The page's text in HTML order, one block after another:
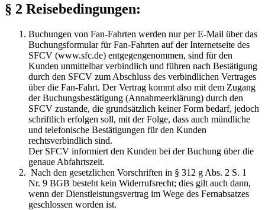
§ 2 Reisebedingungen:
Buchungen von Fan-Fahrten werden nur per E-Mail über das
Buchungsformular für Fan-Fahrten auf der Internetseite des
SFCV (www.sfc.de) entgegengenommen, sind für den
Kunden unmittelbar verbindlich und führen nach Bestätigung
durch den SFCV zum Abschluss des verbindlichen Vertrages
über die Fan-Fahrt. Der Vertrag kommt also mit dem Zugang
der Buchungsbestätigung (Annahmeerklärung) durch den
SFCV zustande, die grundsätzlich keiner Form bedarf, jedoch
schriftlich erfolgen soll, mit der Folge, dass auch mündliche
und telefonische Bestätigungen für den Kunden
rechtsverbindlich sind.
Der SFCV informiert den Kunden bei der Buchung über die
genaue Abfahrtszeit.
Nach den gesetzlichen Vorschriften in § 312 g Abs. 2 S. 1
Nr. 9 BGB besteht kein Widerrufsrecht; dies gilt auch dann,
wenn der Dienstleistungsvertrag im Wege des Fernabsatzes
geschlossen worden ist.